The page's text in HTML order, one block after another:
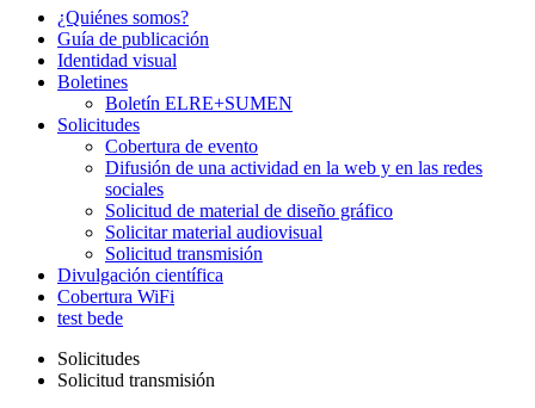
¿Quiénes somos?
Guía de publicación
Identidad visual
Boletines
Boletín ELRE+SUMEN
Solicitudes
Cobertura de evento
Difusión de una actividad en la web y en las redes
sociales
Solicitud de material de diseño gráfico
Solicitar material audiovisual
Solicitud transmisión
Divulgación científica
Cobertura WiFi
test bede
Solicitudes
Solicitud transmisión